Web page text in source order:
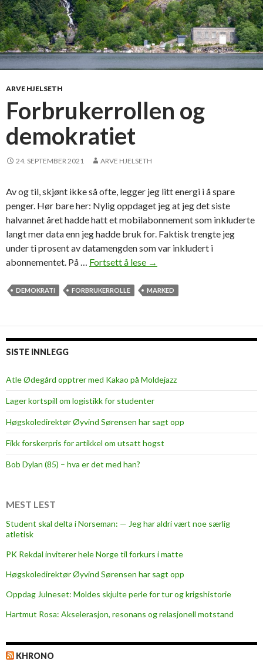
ARVE HJELSETH
Forbrukerrollen og
demokratiet
24. SEPTEMBER 2021 ARVE HJELSETH
Av og til, skjønt ikke så ofte, legger jeg litt energi i å spare
penger. Hør bare her: Nylig oppdaget jeg at jeg det siste
halvannet året hadde hatt et mobilabonnement som inkluderte
langt mer data enn jeg hadde bruk for. Faktisk trengte jeg
under ti prosent av datamengden som var inkludert i
abonnementet. På … Fortsett å lese F
r
r
o
l
e
m
k
r
t
i
t
→
DEMOKRATI FORBRUKERROLLE MARKED
SISTE INNLEGG
Atle Ødegård opptrer med Kakao på Moldejazz
Lager kortspill om logistikk for studenter
Høgskoledirektør Øyvind Sørensen har sagt opp
Fikk forskerpris for artikkel om utsatt hogst
Bob Dylan (85) – hva er det med han?
MEST LEST
Student skal delta i Norseman: — Jeg har aldri vært noe særlig
atletisk
PK Rekdal inviterer hele Norge til forkurs i matte
Høgskoledirektør Øyvind Sørensen har sagt opp
Oppdag Julneset: Moldes skjulte perle for tur og krigshistorie
Hartmut Rosa: Akselerasjon, resonans og relasjonell motstand
KHRONO